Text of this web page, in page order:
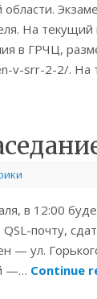
На
в ГРЧЦ,
v-srr-2-2/. На
в 12:00
почту,
— ул.
—… Continue